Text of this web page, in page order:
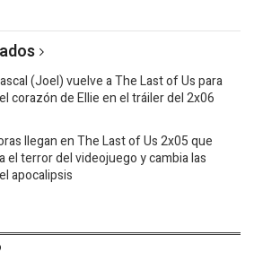
(Joel) vuelve a The Last of Us para
corazón de Ellie en el tráiler del 2x06
llegan en The Last of Us 2x05 que
el terror del videojuego y cambia las
apocalipsis